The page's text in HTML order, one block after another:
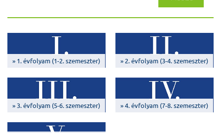
» 1. évfolyam (1-2. szemeszter) » 2. évfolyam (3-4. szemeszter)
» 3. évfolyam (5-6. szemeszter) » 4. évfolyam (7-8. szemeszter)